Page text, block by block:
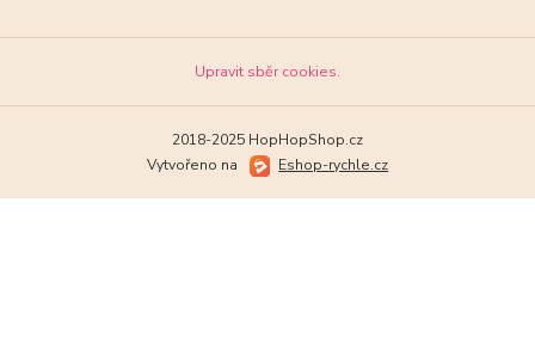
Upravit sběr cookies.
2018-2025 HopHopShop.cz
Vytvořeno na
Eshop-rychle.cz